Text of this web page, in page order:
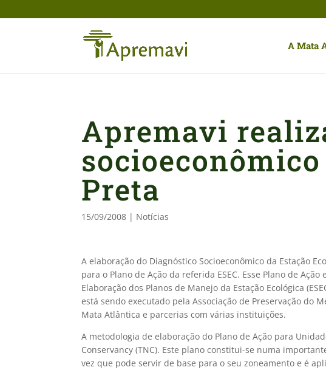
A Mata
Apremavi
Preta
15/09/2008 | Notícias
A elaboração do Diagnóstico Socioeconômico da Estação
para o Plano de Ação da referida ESEC. Esse Plano de
Elaboração dos Planos de Manejo da Estação Ecológica
está sendo executado pela Associação de Preservação do
Mata Atlântica e parcerias com várias instituições.
A metodologia de elaboração do Plano de Ação para
Conservancy (TNC). Este plano constitui-se numa
vez que pode servir de base para o seu zoneamento e é